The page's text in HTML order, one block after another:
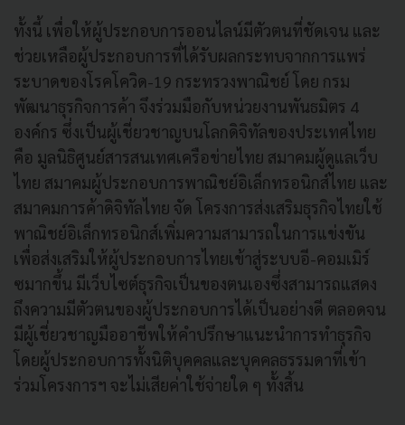
ทั้งนี้ เพื่อให้ผู้ประกอบการออนไลน์มีตัวตนที่ชัดเจน และ
ช่วยเหลือผู้ประกอบการที่ได้รับผลกระทบจากการแพร่
ระบาดของโรคโควิด-19 กระทรวงพาณิชย์ โดย กรม
พัฒนาธุรกิจการค้า จึงร่วมมือกับหน่วยงานพันธมิตร 4
องค์กร ซึ่งเป็นผู้เชี่ยวชาญบนโลกดิจิทัลของประเทศไทย
คือ มูลนิธิศูนย์สารสนเทศเครือข่ายไทย สมาคมผู้ดูแลเว็บ
ไทย สมาคมผู้ประกอบการพาณิชย์อิเล็กทรอนิกส์ไทย และ
สมาคมการค้าดิจิทัลไทย จัด โครงการส่งเสริมธุรกิจไทยใช้
พาณิชย์อิเล็กทรอนิกส์เพิ่มความสามารถในการแข่งขัน
เพื่อส่งเสริมให้ผู้ประกอบการไทยเข้าสู่ระบบอี-คอมเมิร์
ซมากขึ้น มีเว็บไซต์ธุรกิจเป็นของตนเองซึ่งสามารถแสดง
ถึงความมีตัวตนของผู้ประกอบการได้เป็นอย่างดี ตลอดจน
มีผู้เชี่ยวชาญมืออาชีพให้คำปรึกษาแนะนำการทำธุรกิจ
โดยผู้ประกอบการทั้งนิติบุคคลและบุคคลธรรมดาที่เข้า
ร่วมโครงการฯ จะไม่เสียค่าใช้จ่ายใด ๆ ทั้งสิ้น